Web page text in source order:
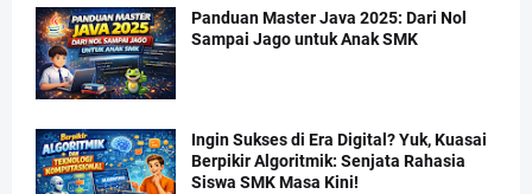
Panduan Master Java 2025: Dari Nol
Sampai Jago untuk Anak SMK
Ingin Sukses di Era Digital? Yuk, Kuasai
Berpikir Algoritmik: Senjata Rahasia
Siswa SMK Masa Kini!